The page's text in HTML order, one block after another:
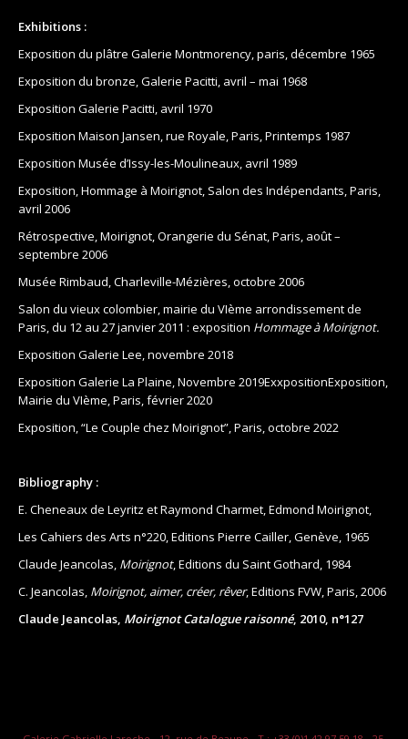
Exhibitions :
Exposition du plâtre Galerie Montmorency, paris, décembre 1965
Exposition du bronze, Galerie Pacitti, avril – mai 1968
Exposition Galerie Pacitti, avril 1970
Exposition Maison Jansen, rue Royale, Paris, Printemps 1987
Exposition Musée d’Issy-les-Moulineaux, avril 1989
Exposition, Hommage à Moirignot, Salon des Indépendants, Paris,
avril 2006
Rétrospective, Moirignot, Orangerie du Sénat, Paris, août –
septembre 2006
Musée Rimbaud, Charleville-Mézières, octobre 2006
Salon du vieux colombier, mairie du VIème arrondissement de
Paris, du 12 au 27 janvier 2011 : exposition Hommage à Moirignot.
Exposition Galerie Lee, novembre 2018
Exposition Galerie La Plaine, Novembre 2019ExxpositionExposition,
Mairie du VIème, Paris, février 2020
Exposition, “Le Couple chez Moirignot”, Paris, octobre 2022
Bibliography :
E. Cheneaux de Leyritz et Raymond Charmet, Edmond Moirignot,
Les Cahiers des Arts n°220, Editions Pierre Cailler, Genève, 1965
Claude Jeancolas, Moirignot, Editions du Saint Gothard, 1984
C. Jeancolas, Moirignot, aimer, créer, rêver, Editions FVW, Paris, 2006
Claude Jeancolas, Moirignot Catalogue raisonné, 2010, n°127